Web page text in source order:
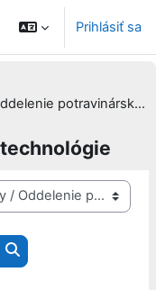
Prihlásiť sa
Oddelenie potravinárskej technológie
Vyhľadať kurzy